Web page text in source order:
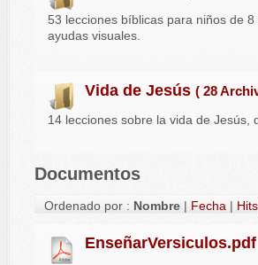
53 lecciones bíblicas para niños de
ayudas visuales.
Vida de Jesús ( 28
14 lecciones sobre la vida de Jesús,
Documentos
Ordenado por : Nombre | Fecha | Hits
EnseñarVersiculos.pdf